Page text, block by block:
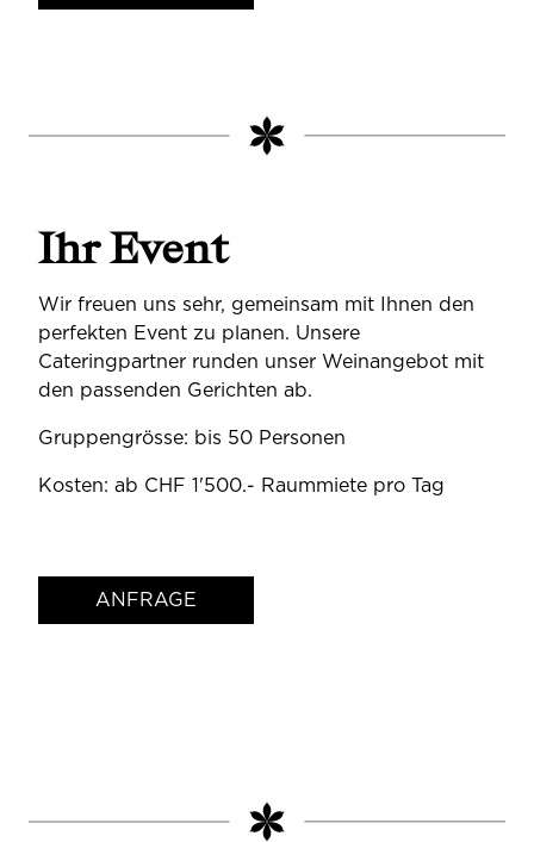
Ihr Event
Wir freuen uns sehr, gemeinsam mit Ihnen den
perfekten Event zu planen. Unsere
Cateringpartner runden unser Weinangebot mit
den passenden Gerichten ab.
Gruppengrösse: bis 50 Personen
Kosten: ab CHF 1'500.- Raummiete pro Tag
ANFRAGE